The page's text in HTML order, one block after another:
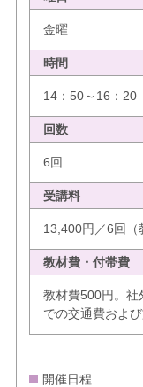
金曜
時間
14：50～16：20
回数
6回
受講料
13,400円／6回（
教材費・付帯費
教材費500円。社
での交通費およ
開催日程